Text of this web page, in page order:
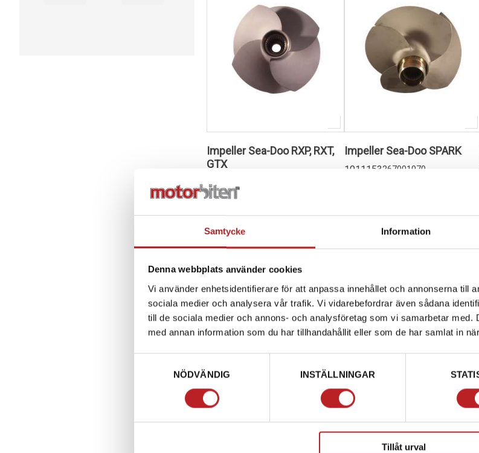
Samtycke Information
Denna webbplats använder cookies
Vi använder enhetsidentifierare för att anpassa innehållet och annonserna till
sociala medier och analysera vår trafik. Vi vidarebefordrar även sådana
till de sociala medier och annons- och analysföretag som vi samarbetar
med annan information som du har tillhandahållit eller som de har samlat in
NÖDVÄNDIG
INSTÄLLNINGAR
Tillåt urval
Impeller Sea-Doo RXP, RXT,
GTX
1011266
6 790,00 kr
4-10 dagar
Lägg i varukorg
Impeller Sea-Doo SPARK
1011153267001070
4-10 dagar
Lägg i varukorg
SBT Jetpump Packning Sea SBT Jetpump Rep Sats Sea